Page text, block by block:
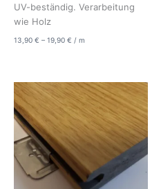
UV-beständig. Verarbeitung
wie Holz
13,90 € – 19,90 € / m